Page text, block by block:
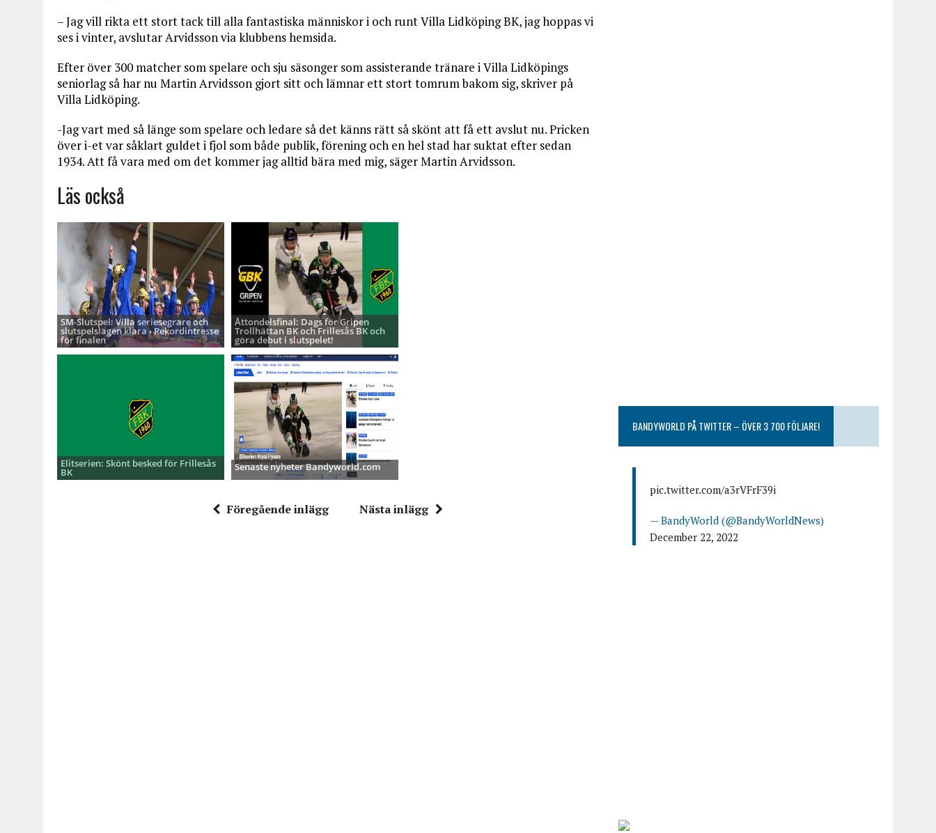
– Jag vill rikta ett stort tack till alla fantastiska människor i och runt Villa Lidköping BK, jag hoppas vi
ses i vinter, avslutar Arvidsson via klubbens hemsida.
Efter över 300 matcher som spelare och sju säsonger som assisterande tränare i Villa Lidköpings
seniorlag så har nu Martin Arvidsson gjort sitt och lämnar ett stort tomrum bakom sig, skriver på
Villa Lidköping.
-Jag vart med så länge som spelare och ledare så det känns rätt så skönt att få ett avslut nu. Pricken
över i-et var såklart guldet i fjol som både publik, förening och en hel stad har suktat efter sedan
1934. Att få vara med om det kommer jag alltid bära med mig, säger Martin Arvidsson.
Läs också
SM-Slutspel: Villa seriesegrare och
slutspelslagen klara - Rekordintresse
för finalen
Åttondelsfinal: Dags för Gripen
Trollhättan BK och Frillesås BK och
göra debut i slutspelet!
Elitserien: Skönt besked för Frillesås
BK Senaste nyheter Bandyworld.com
Föregående inlägg Nästa inlägg
BANDYWORLD PÅ TWITTER – ÖVER 3 700 FÖLJARE!
pic.twitter.com/a3rVFrF39i
— BandyWorld (@BandyWorldNews)
December 22, 2022